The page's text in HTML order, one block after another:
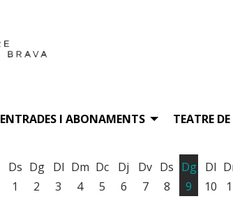
ENTRADES I ABONAMENTS TEATRE
Ds
1
Dg
2
Dl
3
Dm
4
Dc
5
Dj
6
Dv
7
Ds
8
Dg
9
Dl
10